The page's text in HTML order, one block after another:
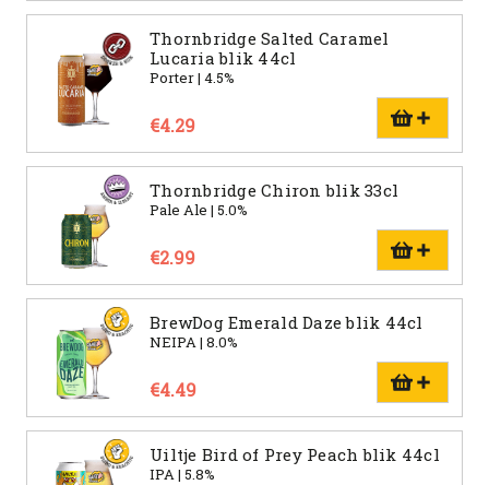
Thornbridge Salted Caramel
Lucaria blik 44cl
Porter | 4.5%
€4.29
Thornbridge Chiron blik 33cl
Pale Ale | 5.0%
€2.99
BrewDog Emerald Daze blik 44cl
NEIPA | 8.0%
€4.49
Uiltje Bird of Prey Peach blik 44cl
IPA | 5.8%